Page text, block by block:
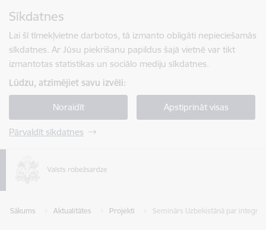
Sīkdatnes
Lai šī tīmekļvietne darbotos, tā izmanto obligāti nepieciešamās
sīkdatnes. Ar Jūsu piekrišanu papildus šajā vietnē var tikt
izmantotas statistikas un sociālo mediju sīkdatnes.
Lūdzu, atzīmējiet savu izvēli:
Noraidīt Apstiprināt visas
Pārvaldīt sīkdatnes
Sākums Aktualitātes Projekti Seminārs Uzbekistānā par